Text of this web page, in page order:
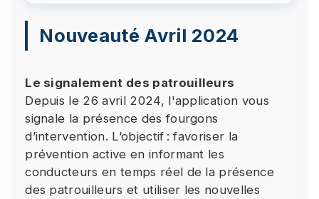
Nouveauté Avril 2024
Le signalement des patrouilleurs
Depuis le 26 avril 2024, l'application vous
signale la présence des fourgons
d’intervention. L’objectif : favoriser la
prévention active en informant les
conducteurs en temps réel de la présence
des patrouilleurs et utiliser les nouvelles